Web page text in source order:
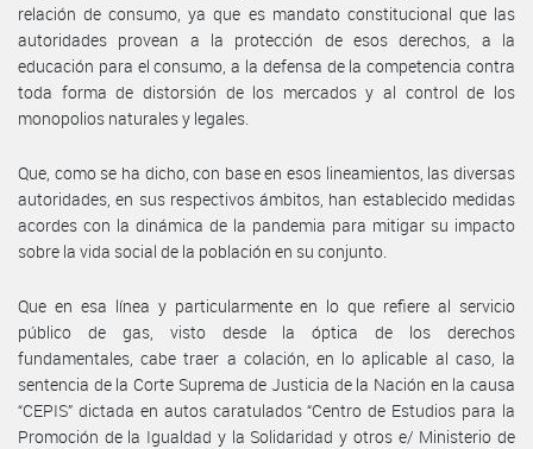
relación de consumo, ya que es mandato constitucional que las
autoridades provean a la protección de esos derechos, a la
educación para el consumo, a la defensa de la competencia contra
toda forma de distorsión de los mercados y al control de los
monopolios naturales y legales.
Que, como se ha dicho, con base en esos lineamientos, las diversas
autoridades, en sus respectivos ámbitos, han establecido medidas
acordes con la dinámica de la pandemia para mitigar su impacto
sobre la vida social de la población en su conjunto.
Que en esa línea y particularmente en lo que refiere al servicio
público de gas, visto desde la óptica de los derechos
fundamentales, cabe traer a colación, en lo aplicable al caso, la
sentencia de la Corte Suprema de Justicia de la Nación en la causa
“CEPIS” dictada en autos caratulados “Centro de Estudios para la
Promoción de la Igualdad y la Solidaridad y otros e/ Ministerio de